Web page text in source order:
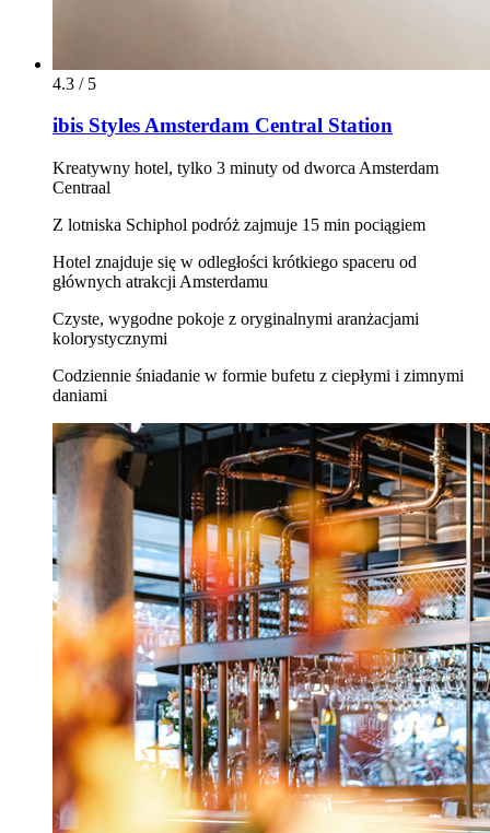
4.3 / 5
ibis Styles Amsterdam Central Station
Kreatywny hotel, tylko 3 minuty od dworca Amsterdam
Centraal
Z lotniska Schiphol podróż zajmuje 15 min pociągiem
Hotel znajduje się w odległości krótkiego spaceru od
głównych atrakcji Amsterdamu
Czyste, wygodne pokoje z oryginalnymi aranżacjami
kolorystycznymi
Codziennie śniadanie w formie bufetu z ciepłymi i zimnymi
daniami